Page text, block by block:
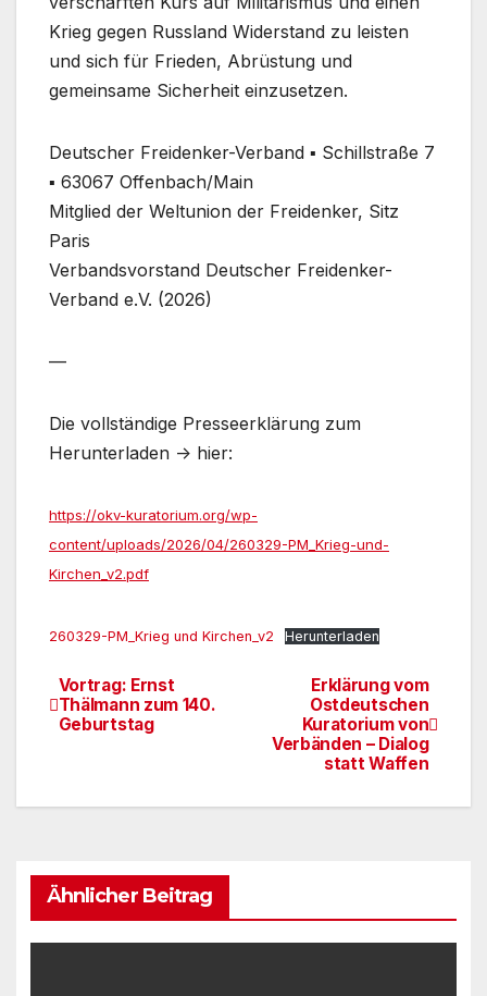
Krieg gegen Russland Widerstand zu leisten
und sich für Frieden, Abrüstung und
gemeinsame Sicherheit einzusetzen.
Deutscher Freidenker-Verband ▪ Schillstraße 7
▪ 63067 Offenbach/Main
Mitglied der Weltunion der Freidenker, Sitz
Paris
Verbandsvorstand Deutscher Freidenker-
Verband e.V. (2026)
—
Die vollständige Presseerklärung zum
Herunterladen -> hier:
https://okv-kuratorium.org/wp-
content/uploads/2026/04/260329-PM_Krieg-und-
Kirchen_v2.pdf
260329-PM_Krieg und Kirchen_v2 Herunterladen
BeitragsnavigationErklärung vom
Ostdeutschen
Kuratorium von
Verbänden – Dialog
statt Waffen
Vortrag: Ernst
Thälmann zum 140.
Geburtstag
Ähnlicher Beitrag